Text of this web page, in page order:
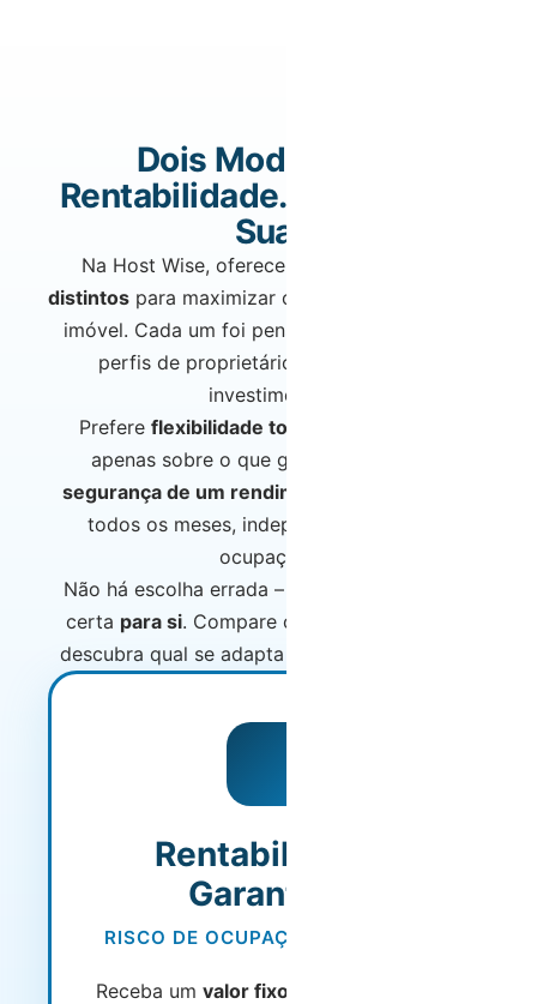
Dois Modelos de
Rentabilidade. A Escolha é
Sua.
Na Host Wise, oferecemos
distintos para maximizar os rendimentos do seu
imóvel. Cada um foi pensado para diferentes
perfis de proprietários e objetivos de
investimento.
Prefere flexibilidade total
apenas sobre o que gera? Ou prefere a
segurança de um rendimento fixo garantido
todos os meses, independentemente da
ocupação?
Não há escolha errada – há apenas a escolha
certa para si. Compare os modelos abaixo e
descubra qual se adapta melhor ao seu perfil.
Rentabilidade
Garantida
RISCO DE OCUPAÇÃO ASSUMIDO
Receba um valor fixo garantido todos